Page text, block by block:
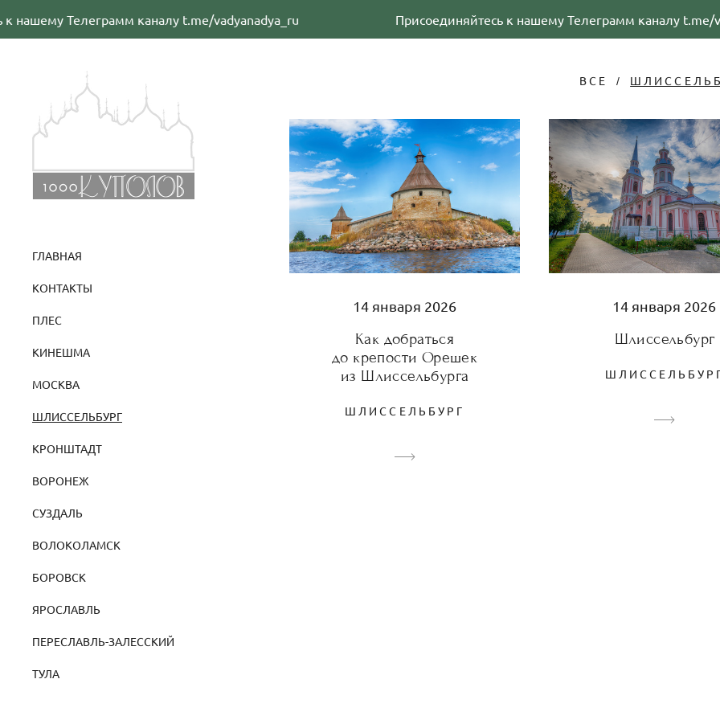
ГЛАВНАЯ
КОНТАКТЫ
ПЛЕС
КИНЕШМА
МОСКВА
ШЛИССЕЛЬБУРГ
КРОНШТАДТ
ВОРОНЕЖ
СУЗДАЛЬ
ВОЛОКОЛАМСК
БОРОВСК
ЯРОСЛАВЛЬ
ПЕРЕСЛАВЛЬ-ЗАЛЕССКИЙ
ТУЛА
ВСЕ
14 января 2026
Как добраться
до крепости Орешек
из Шлиссельбурга
ШЛИССЕЛЬБУРГ
14 января 2026
Шлиссельбург
нашему Телеграмм каналу t.me/vadyanadya_ru Присоединяйтесь к нашему Телеграмм каналу t.me/